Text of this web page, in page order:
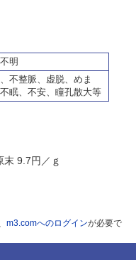
明
不整脈、虚脱、めま
眠、不安、瞳孔散大等
9.7円／ｇ
m3.comへのログインが必要で